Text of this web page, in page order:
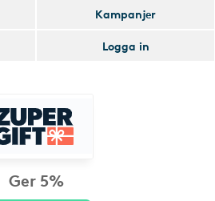
Kampanjer
Logga in
Ger 5%